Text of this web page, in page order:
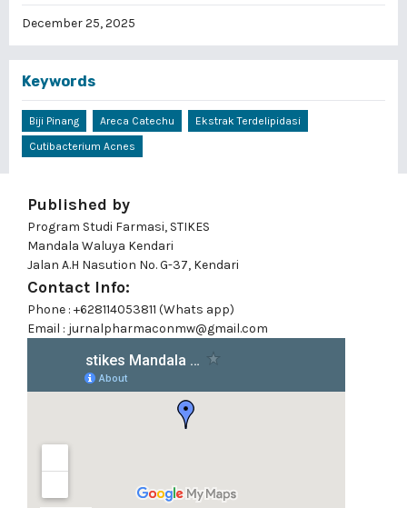
December 25, 2025
Keywords
Biji Pinang Areca Catechu
Ekstrak Terdelipidasi
Cutibacterium Acnes
Published by
Program Studi Farmasi, STIKES
Mandala Waluya Kendari
Jalan A.H Nasution No. G-37, Kendari
Contact Info:
Phone : +628114053811 (Whats app)
Email : jurnalpharmaconmw@gmail.com